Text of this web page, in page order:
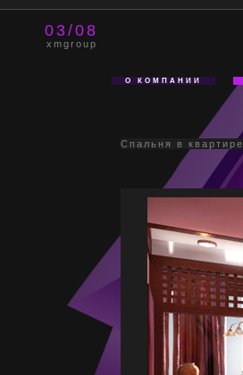
03/08
xmgroup
О КОМПАНИИ
Спальня в квартире